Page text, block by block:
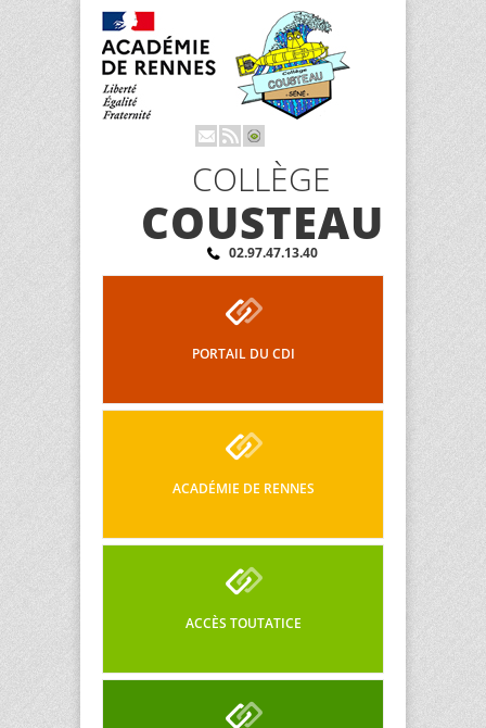
COLLÈGE
COUSTEAU
02.97.47.13.40
PORTAIL DU CDI
ACADÉMIE DE RENNES
ACCÈS TOUTATICE